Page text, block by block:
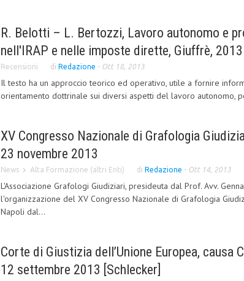
R. Belotti – L. Bertozzi, Lavoro autonomo e
nell'IRAP e nelle imposte dirette, Giuffrè, 2013
Recensioni di Redazione - Ott 18, 2013
Il testo ha un approccio teorico ed operativo, utile a fornire
orientamento dottrinale sui diversi aspetti del lavoro autonomo,
XV Congresso Nazionale di Grafologia
23 novembre 2013
News Alta Formazione (altri Enti) di Redazione - Ott 14, 2013
L'Associazione Grafologi Giudiziari, presideuta dal Prof. Avv.
l'organizzazione del XV Congresso Nazionale di Grafologia
Napoli dal...
Corte di Giustizia dell’Unione Europea, causa
12 settembre 2013 [Schlecker]